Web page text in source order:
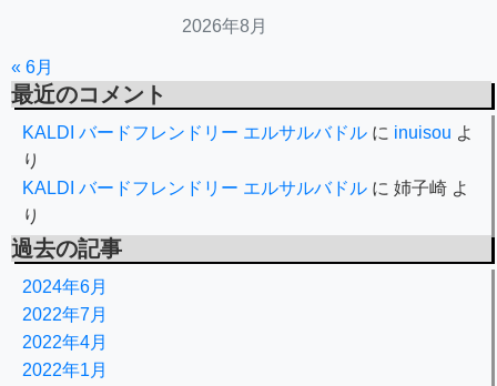
2026年8月
« 6月
最近のコメント
KALDI バードフレンドリー エルサルバドル に inuisou よ
り
KALDI バードフレンドリー エルサルバドル に 姉子崎 よ
り
過去の記事
2024年6月
2022年7月
2022年4月
2022年1月